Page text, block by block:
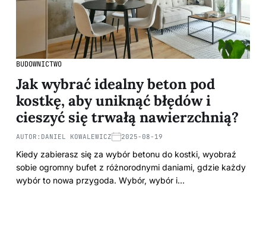
BUDOWNICTWO
Jak wybrać idealny beton pod
kostkę, aby uniknąć błędów i
cieszyć się trwałą nawierzchnią?
AUTOR: DANIEL KOWALEWICZ 2025-08-19
Kiedy zabierasz się za wybór betonu do kostki, wyobraź
sobie ogromny bufet z różnorodnymi daniami, gdzie każdy
wybór to nowa przygoda. Wybór, wybór i…